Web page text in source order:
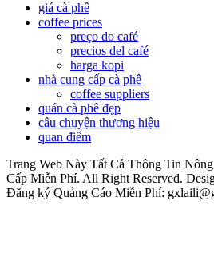
giá cà phê
coffee prices
preço do café
precios del café
harga kopi
nhà cung cấp cà phê
coffee suppliers
quán cà phê đẹp
câu chuyện thương hiệu
quan điểm
Trang Web Này Tất Cả Thông Tin
Cấp Miễn Phí. All Right Reserved.
Đăng ký Quảng Cáo Miễn Phí: